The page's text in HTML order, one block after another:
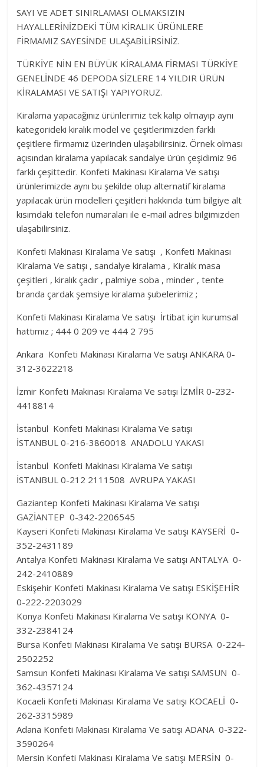
SAYI VE ADET SINIRLAMASI OLMAKSIZIN
HAYALLERİNİZDEKİ TÜM KİRALIK ÜRÜNLERE
FİRMAMIZ SAYESİNDE ULAŞABİLİRSİNİZ.
TÜRKİYE NİN EN BÜYÜK KİRALAMA FİRMASI TÜRKİYE
GENELİNDE 46 DEPODA SİZLERE 14 YILDIR ÜRÜN
KİRALAMASI VE SATIŞI YAPIYORUZ.
Kiralama yapacağınız ürünlerimiz tek kalıp olmayıp aynı
kategorideki kiralık model ve çeşitlerimizden farklı
çeşitlere firmamız üzerinden ulaşabilirsiniz. Örnek olması
açısından kiralama yapılacak sandalye ürün çeşidimiz 96
farklı çeşittedir. Konfeti Makinası Kiralama Ve satışı
ürünlerimizde aynı bu şekilde olup alternatif kiralama
yapılacak ürün modelleri çeşitleri hakkında tüm bilgiye alt
kısımdaki telefon numaraları ile e-mail adres bilgimizden
ulaşabilirsiniz.
Konfeti Makinası Kiralama Ve satışı , Konfeti Makinası
Kiralama Ve satışı , sandalye kiralama , Kiralık masa
çeşitleri , kiralık çadır , palmiye soba , minder , tente
branda çardak şemsiye kiralama şubelerimiz ;
Konfeti Makinası Kiralama Ve satışı İrtibat için kurumsal
hattımız ; 444 0 209 ve 444 2 795
Ankara Konfeti Makinası Kiralama Ve satışı ANKARA 0-
312-3622218
İzmir Konfeti Makinası Kiralama Ve satışı İZMİR 0-232-
4418814
İstanbul Konfeti Makinası Kiralama Ve satışı
İSTANBUL 0-216-3860018 ANADOLU YAKASI
İstanbul Konfeti Makinası Kiralama Ve satışı
İSTANBUL 0-212 2111508 AVRUPA YAKASI
Gaziantep Konfeti Makinası Kiralama Ve satışı
GAZİANTEP 0-342-2206545
Kayseri Konfeti Makinası Kiralama Ve satışı KAYSERİ 0-
352-2431189
Antalya Konfeti Makinası Kiralama Ve satışı ANTALYA 0-
242-2410889
Eskişehir Konfeti Makinası Kiralama Ve satışı ESKİŞEHİR
0-222-2203029
Konya Konfeti Makinası Kiralama Ve satışı KONYA 0-
332-2384124
Bursa Konfeti Makinası Kiralama Ve satışı BURSA 0-224-
2502252
Samsun Konfeti Makinası Kiralama Ve satışı SAMSUN 0-
362-4357124
Kocaeli Konfeti Makinası Kiralama Ve satışı KOCAELİ 0-
262-3315989
Adana Konfeti Makinası Kiralama Ve satışı ADANA 0-322-
3590264
Mersin Konfeti Makinası Kiralama Ve satışı MERSİN 0-